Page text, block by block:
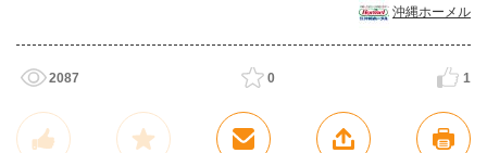
沖縄ホーメル
2087 0 1